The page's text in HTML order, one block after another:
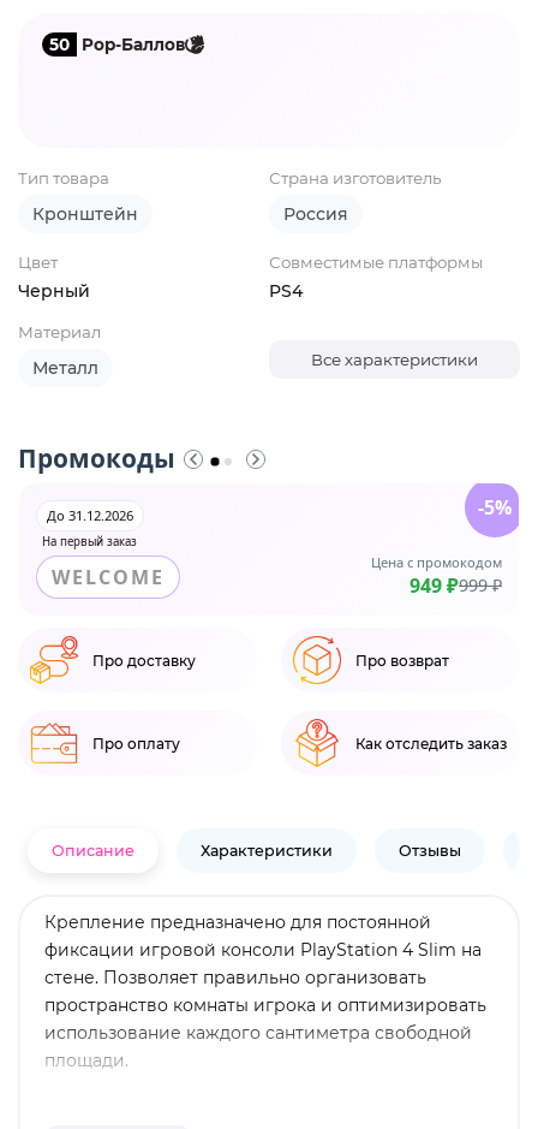
50 Pop-Баллов
Тип товара
Кронштейн
Страна изготовитель
Россия
Цвет
Черный
Совместимые платформы
PS4
Материал
Металл Все характеристики
Промокоды
На первый заказ
До 31.12.2026
WELCOME
Цена с промокодом
949 ₽999 ₽
-5%
Про доставку Про возврат
Про оплату Как отследить заказ
Описание Характеристики Отзывы
Крепление предназначено для постоянной
фиксации игровой консоли PlayStation 4 Slim на
стене. Позволяет правильно организовать
пространство комнаты игрока и оптимизировать
использование каждого сантиметра свободной
площади.